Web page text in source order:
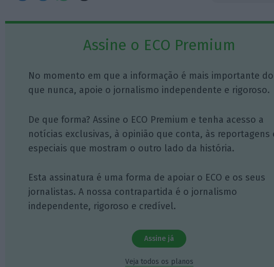
Assine o ECO Premium
No momento em que a informação é mais importante do
que nunca, apoie o jornalismo independente e rigoroso.
De que forma? Assine o ECO Premium e tenha acesso a
notícias exclusivas, à opinião que conta, às reportagens
especiais que mostram o outro lado da história.
Esta assinatura é uma forma de apoiar o ECO e os seus
jornalistas. A nossa contrapartida é o jornalismo
independente, rigoroso e credível.
Assine já
Veja todos os planos